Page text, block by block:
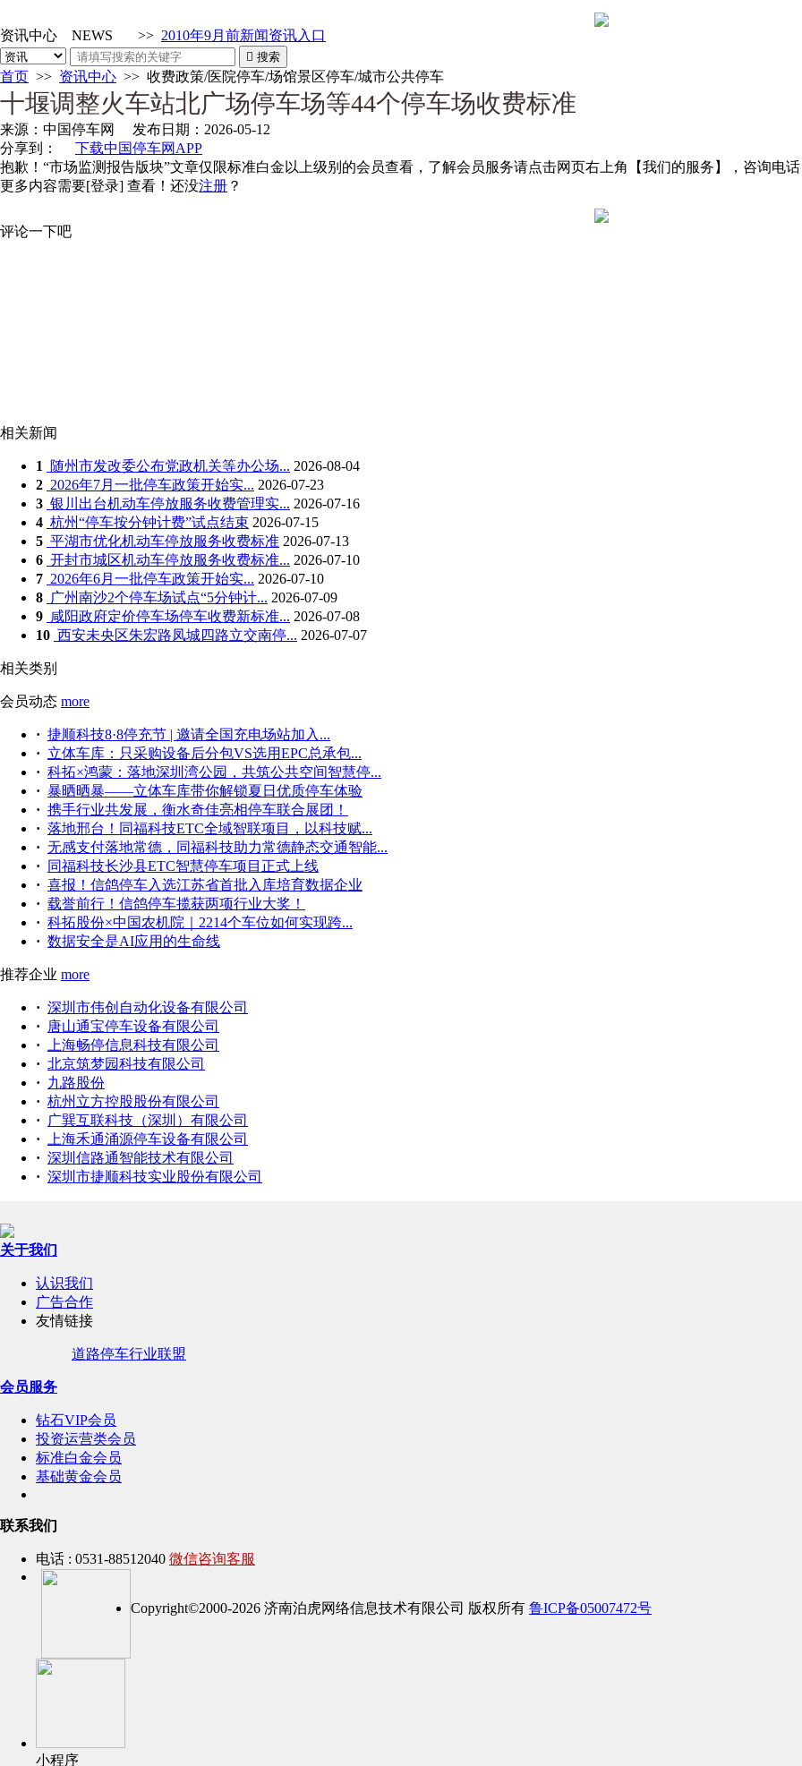
资讯中心 NEWS >> 2010年9月前新闻资讯入口
 搜索
首页 >> 资讯中心 >> 收费政策/医院停车/场馆景区停车/城市公共停车
十堰调整火车站北广场停车场等44个停车场收费标准
来源： 中国停车网 发布日期： 2026-05-12
分享到：
下载中国停车网APP
抱歉！“市场监测报告版块”文章仅限标准白金以上级别的会员查看，了解会员服务请点击网页右上角【我们的服务】，咨询电话
更多内容需要[登录] 查看！还没注册 ？
评论一下吧
相关新闻
1 随州市发改委公布党政机关等办公场... 2026-08-04
2 2026年7月一批停车政策开始实... 2026-07-23
3 银川出台机动车停放服务收费管理实... 2026-07-16
4 杭州“停车按分钟计费”试点结束 2026-07-15
5 平湖市优化机动车停放服务收费标准 2026-07-13
6 开封市城区机动车停放服务收费标准... 2026-07-10
7 2026年6月一批停车政策开始实... 2026-07-10
8 广州南沙2个停车场试点“5分钟计... 2026-07-09
9 咸阳政府定价停车场停车收费新标准... 2026-07-08
10 西安未央区朱宏路凤城四路立交南停... 2026-07-07
相关类别
会员动态 more
· 捷顺科技8·8停充节 | 邀请全国充电场站加入...
· 立体车库：只采购设备后分包VS选用EPC总承包...
· 科拓×鸿蒙：落地深圳湾公园，共筑公共空间智慧停...
· 暴晒晒暴——立体车库带你解锁夏日优质停车体验
· 携手行业共发展，衡水奇佳亮相停车联合展团！
· 落地邢台！同福科技ETC全域智联项目，以科技赋...
· 无感支付落地常德，同福科技助力常德静态交通智能...
·
同福科技长沙县ETC智慧停车项目正式上线
· 喜报！信鸽停车入选江苏省首批入库培育数据企业
· 载誉前行！信鸽停车揽获两项行业大奖！
· 科拓股份×中国农机院｜2214个车位如何实现跨...
· 数据安全是AI应用的生命线
推荐企业 more
· 深圳市伟创自动化设备有限公司
·
唐山通宝停车设备有限公司
·
上海畅停信息科技有限公司
· 北京筑梦园科技有限公司
· 九路股份
· 杭州立方控股股份有限公司
·
广巽互联科技（深圳）有限公司
·
上海禾通涌源停车设备有限公司
· 深圳信路通智能技术有限公司
· 深圳市捷顺科技实业股份有限公司
关于我们
认识我们
广告合作
友情链接
道路停车行业联盟
会员服务
钻石VIP会员
投资运营类会员
标准白金会员
基础黄金会员
联系我们
电话 : 0531-88512040 微信咨询客服
Copyright©2000-2026 济南泊虎网络信息技术有限公司 版权所有 鲁ICP备05007472号
小程序